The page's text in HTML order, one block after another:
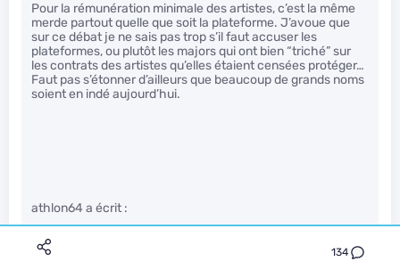
134
Pour la rémunération minimale des artistes, c’est la même
merde partout quelle que soit la plateforme. J’avoue que
sur ce débat je ne sais pas trop s’il faut accuser les
plateformes, ou plutôt les majors qui ont bien “triché” sur
les contrats des artistes qu’elles étaient censées protéger…
Faut pas s’étonner d’ailleurs que beaucoup de grands noms
soient en indé aujourd’hui.
athlon64 a écrit :